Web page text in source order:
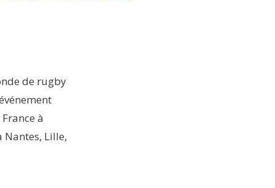
de rugby
à
Nantes, Lille,